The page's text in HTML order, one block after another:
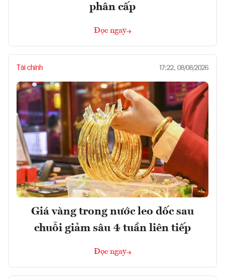
phân cấp
Đọc ngay
Tài chính 17:22, 08/08/2026
Giá vàng trong nước leo dốc sau
chuỗi giảm sâu 4 tuần liên tiếp
Đọc ngay